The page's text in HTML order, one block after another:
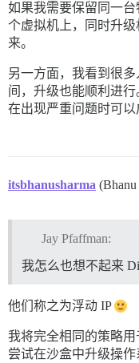
如果我需要保留同一
个虚拟机上，同时升
来。
另一方面，我看到很
间，升级也能顺利进
在出现严重问题时可以
itsbhanusharma (Bhanu
Jay Pfaffman:
我怎么也想不起来
他们称之为浮动 IP
我将完全相同的策略
尝试在沙盒中升级操